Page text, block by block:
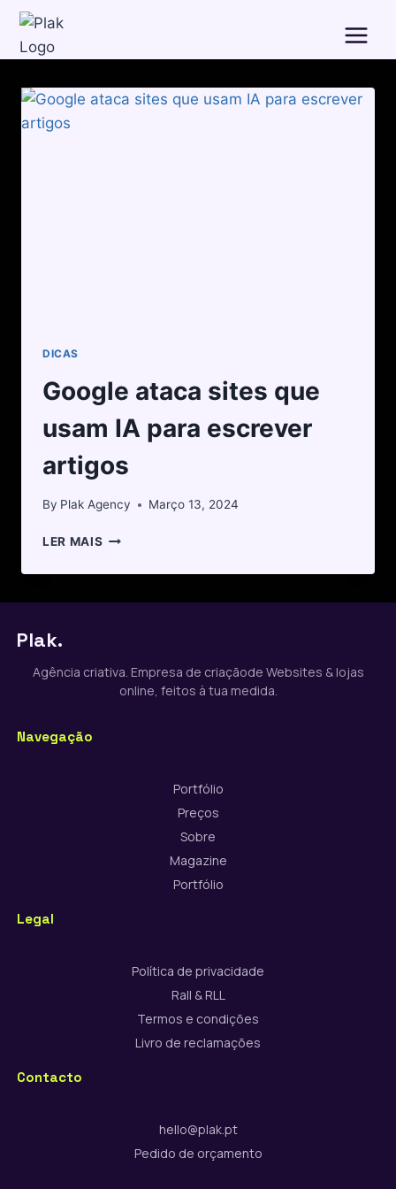
DICAS
Google ataca sites que
usam IA para escrever
artigos
By Plak Agency Março 13, 2024
LER MAIS
Plak.
Agência criativa. Empresa de criaçãode Websites & lojas
online, feitos à tua medida.
Navegação
Portfólio
Preços
Sobre
Magazine
Portfólio
Legal
Política de privacidade
Rall & RLL
Termos e condições
Livro de reclamações
Contacto
hello@plak.pt
Pedido de orçamento